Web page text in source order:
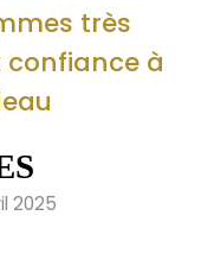
très
à
2025